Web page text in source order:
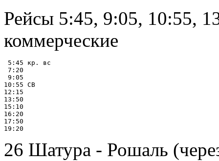
Рейсы 5:45, 9:05, 10:55,
коммерческие
5:45 кр. вс
7:20
9:05
10:55 СВ
12:15
13:50
15:10
16:20
17:50
26 Шатура - Рошаль